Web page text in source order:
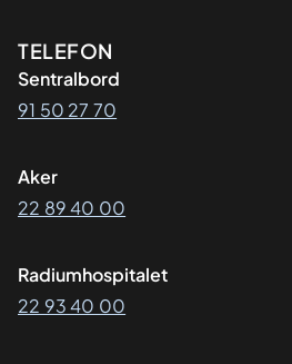
Kontaktinformasjon
TELEFON
Sentralbord
91 50 27 70
Aker
22 89 40 00
Radiumhospitalet
22 93 40 00